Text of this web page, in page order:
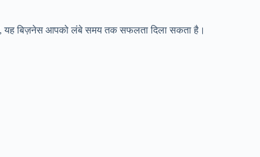
यह बिज़नेस आपको लंबे समय तक सफलता दिला सकता है।